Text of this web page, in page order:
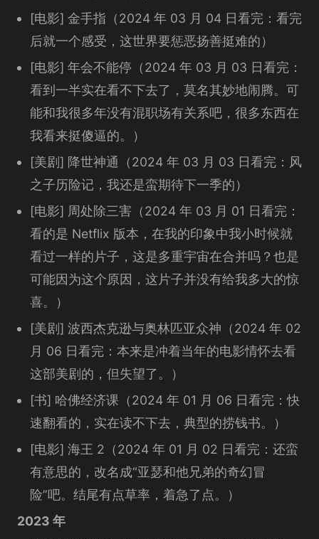
[电影] 金手指（2024 年 03 月 04 日看完：看完
后就一个感受，这世界要惩恶扬善挺难的）
[电影] 年会不能停（2024 年 03 月 03 日看完：
看到一半实在看不下去了，莫名其妙地闹腾。可
能和我很多年没有混职场有关系吧，很多东西在
我看来挺傻逼的。）
[美剧] 降世神通（2024 年 03 月 03 日看完：风
之子历险记，我还是蛮期待下一季的）
[电影] 周处除三害（2024 年 03 月 01 日看完：
看的是 Netflix 版本，在我的印象中我小时候就
看过一样的片子，这是多重宇宙在合并吗？也是
可能因为这个原因，这片子并没有给我多大的惊
喜。）
[美剧] 波西杰克逊与奥林匹亚众神（2024 年 02
月 06 日看完：本来是冲着当年的电影情怀去看
这部美剧的，但失望了。）
[书] 哈佛经济课（2024 年 01 月 06 日看完：快
速翻看的，实在读不下去，典型的捞钱书。）
[电影] 海王 2（2024 年 01 月 02 日看完：还蛮
有意思的，改名成“亚瑟和他兄弟的奇幻冒
险”吧。结尾有点草率，着急了点。）
2023 年